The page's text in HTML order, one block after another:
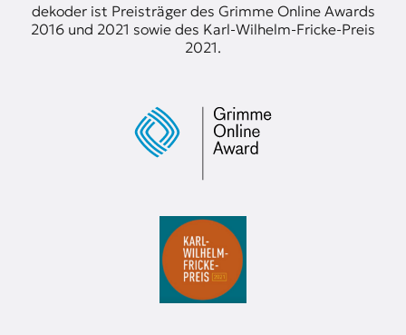
dekoder ist Preisträger des Grimme Online Awards
2016 und 2021 sowie des Karl-Wilhelm-Fricke-Preis
2021.